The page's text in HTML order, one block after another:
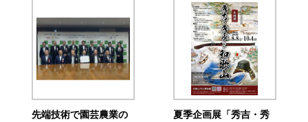
先端技術で園芸農業の
夏季企画展「秀吉・秀